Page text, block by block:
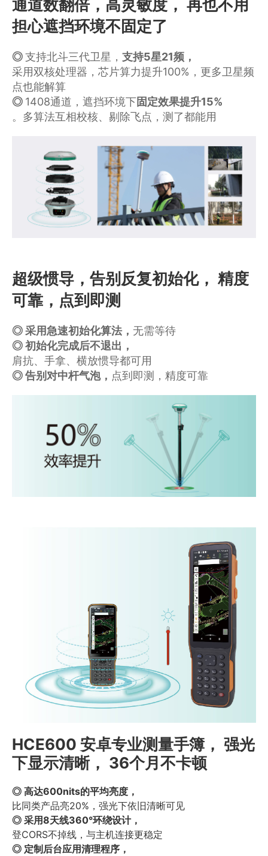
通道数翻倍，高灵敏度， 再也不用
担心遮挡环境不固定了
﻿◎ 支持北斗三代卫星， 支持5星21频，
采用双核处理器，芯片算力提升100%，更多卫星频
点也能解算
◎ 1408通道，遮挡环境下固定效果提升15%
。多算法互相校核、剔除飞点，测了都能用
超级惯导，告别反复初始化， 精度
可靠，点到即测
◎ 采用急速初始化算法， 无需等待
◎ 初始化完成后不退出，
肩抗、手拿、横放惯导都可用
◎ 告别对中杆气泡， 点到即测，精度可靠
HCE600 安卓专业测量手簿， 强光
下显示清晰， 36个月不卡顿
◎ 高达600nits的平均亮度，
比同类产品亮20%，强光下依旧清晰可见
◎ 采用8天线360°环绕设计，
登CORS不掉线，与主机连接更稳定
◎ 定制后台应用清理程序，